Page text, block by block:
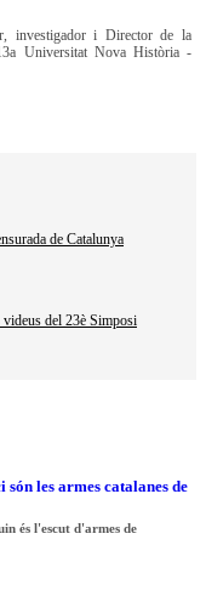
investigador i Director de la
Universitat Nova Història -
de Catalunya
del 23è Simposi
les armes catalanes de
és l'escut d'armes de